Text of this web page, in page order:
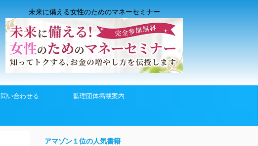
未来に備える女性のためのマネーセミナー
問い合わせる 監理団体掲載案内
アマゾン１位の人気書籍